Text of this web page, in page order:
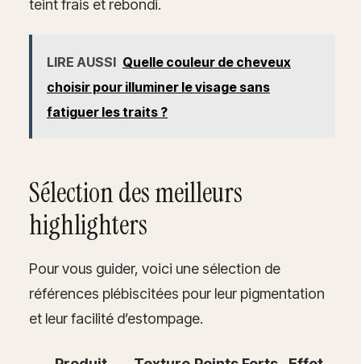
teint frais et rebondi.
LIRE AUSSI Quelle couleur de cheveux
choisir pour illuminer le visage sans
fatiguer les traits ?
Sélection des meilleurs
highlighters
Pour vous guider, voici une sélection de
références plébiscitées pour leur pigmentation
et leur facilité d’estompage.